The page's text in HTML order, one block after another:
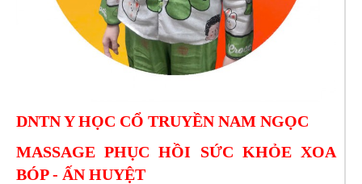
DNTN Y HỌC CỔ TRUYỀN NAM NGỌC
MASSAGE PHỤC HỒI SỨC KHỎE XOA
BÓP - ẤN HUYỆT